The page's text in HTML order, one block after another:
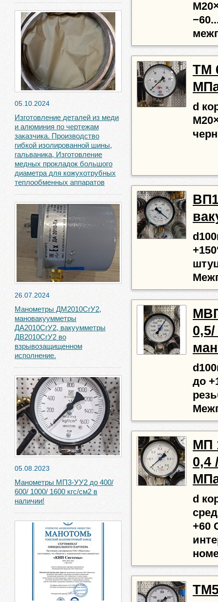
05.10.2024
Изготовление деталей из меди
и алюминия по чертежам
заказчика. Производство
гибкой изолированной шины,
гальваника, Изготовление
медных прокладок большого
диаметра для кожухотрубных
теплообменных аппаратов
26.07.2024
Манометры ДМ2010СгУ2,
мановакуумметры
ДА2010СгУ2, вакуумметры
ДВ2010СгУ2 во
взрывозащищенном
исполнение.
05.08.2023
Манометры МП3-УУ2 до 400/
600/ 1000/ 1600 кгс/см2 в
наличии!
ТМ
d
до
МП
0,4
d
+60